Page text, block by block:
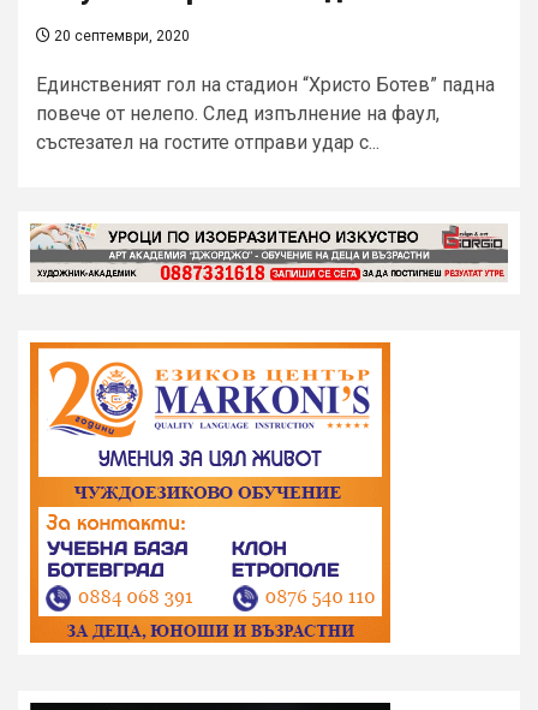
20 септември, 2020
Единственият гол на стадион “Христо Ботев” падна
повече от нелепо. След изпълнение на фаул,
състезател на гостите отправи удар с...